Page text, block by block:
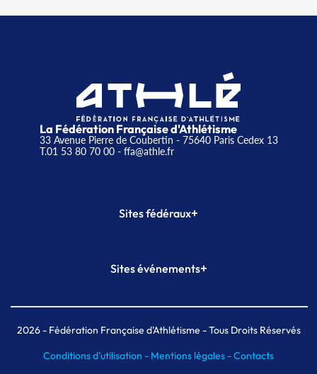
La Fédération Française d'Athlétisme
33 Avenue Pierre de Coubertin - 75640 Paris Cedex 13
T.01 53 80 70 00- ffa@athle.fr
Sites fédéraux+
Plateforme Formation
Sites événements+
Meeting de Paris indoor
MAIF Ekiden de Paris
2026- Fédération Française d'Athlétisme - Tous Droits Réservés
Conditions d'utilisation - Mentions légales -Contacts